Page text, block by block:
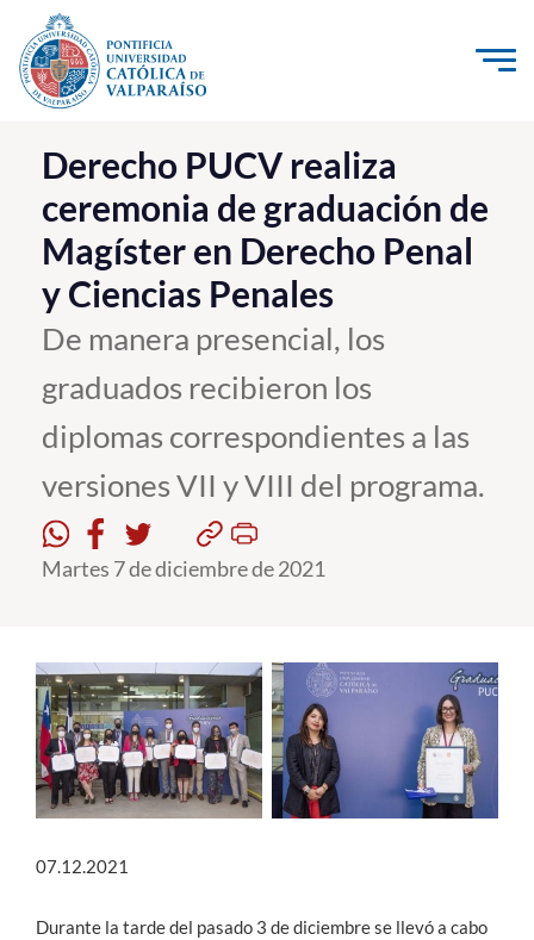
Click acá para ir directamente al contenido
La Universidad
Investigación, Creación e Innovación
PUCV Internacional
Vinculación con el Medio
Admisión
Pregrado
Postgrado
Formación Continua
Funcionarios
Alumni
Derecho PUCV realiza
ceremonia de graduación de
Magíster en Derecho Penal
y Ciencias Penales
De manera presencial, los
graduados recibieron los
diplomas correspondientes a las
versiones VII y VIII del programa.
Martes 7 de diciembre de 2021
07.12.2021
Durante la tarde del pasado 3 de diciembre se llevó a cabo